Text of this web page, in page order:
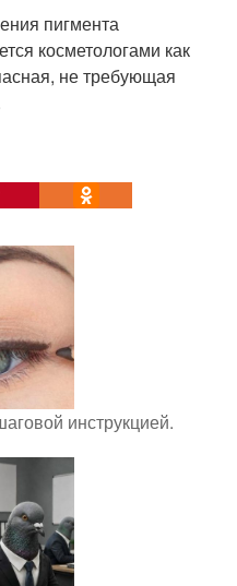
пигмента
косметологами как
не требующая
инструкцией.